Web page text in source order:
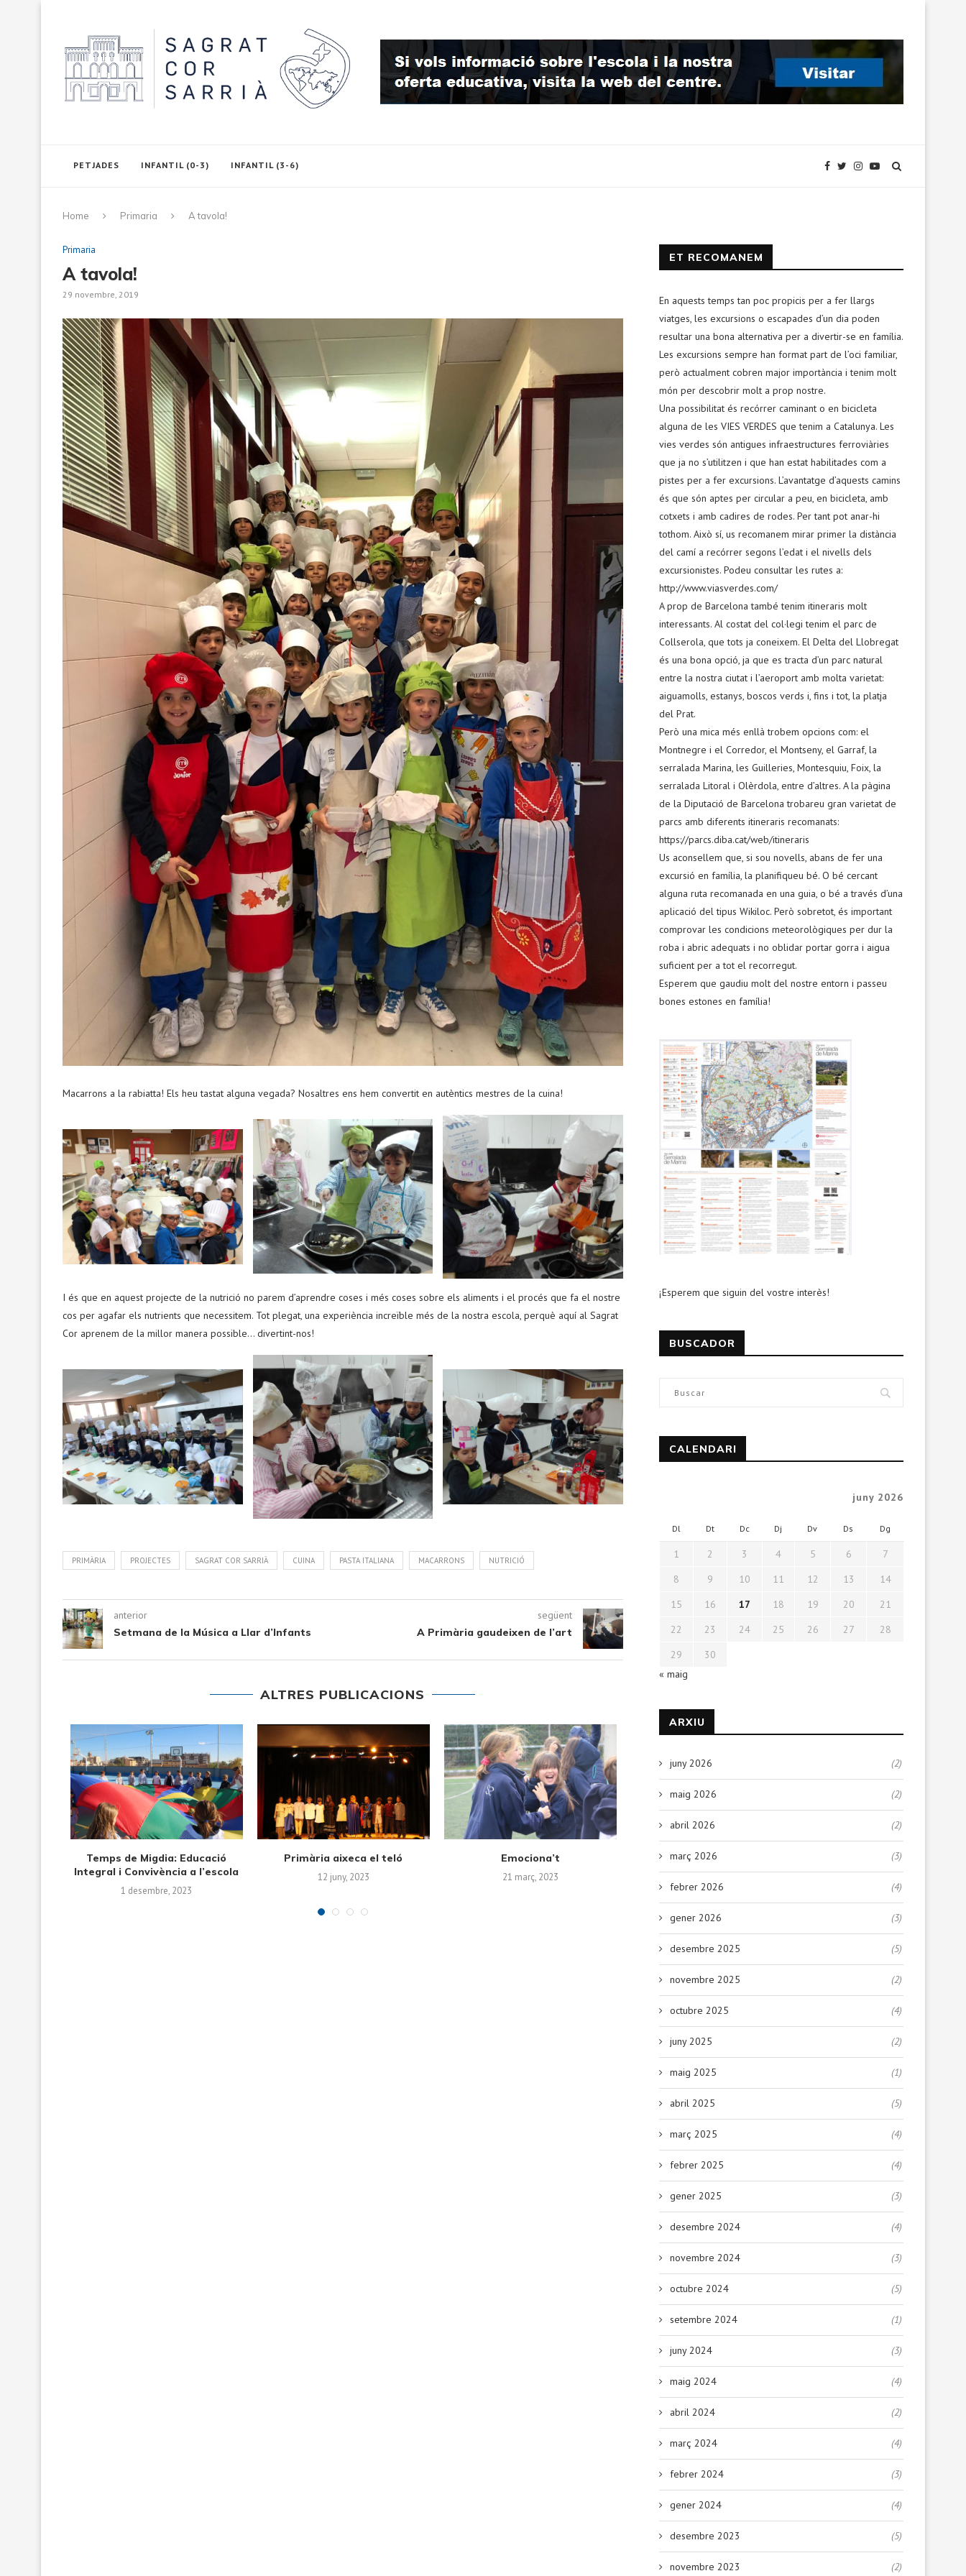
PETJADES INFANTIL (0-3) INFANTIL (3-6)
Home Primaria A tavola!
Primaria
A tavola!
29 novembre, 2019
Macarrons a la rabiatta! Els heu tastat alguna vegada? Nosaltres ens hem convertit en autèntics mestres de la cuina!
I és que en aquest projecte de la nutrició no parem d’aprendre coses i més coses sobre els aliments i el procés que fa el nostre
cos per agafar els nutrients que necessitem. Tot plegat, una experiència increïble més de la nostra escola, perquè aquí al Sagrat
Cor aprenem de la millor manera possible… divertint-nos!
PRIMÀRIA PROJECTES SAGRAT COR SARRIÀ CUINA PASTA ITALIANA MACARRONS NUTRICIÓ
anterior
Setmana de la Música a Llar d’Infants
següent
A Primària gaudeixen de l’art
ALTRES PUBLICACIONS
Els alumnes de Cicle Inicial
treballen la tardor...
12 desembre, 2022
Visita a la Biblioteca Mercè
Llimona
Halloween is here
3 novembre, 2022
Festa de Mater Admirabilis 2022 Primeres colònies del
ET RECOMANEM
En aquests temps tan poc propicis per a fer llargs
viatges, les excursions o escapades d’un dia poden
resultar una bona alternativa per a divertir-se en família.
Les excursions sempre han format part de l’oci familiar,
però actualment cobren major importància i tenim molt
món per descobrir molt a prop nostre.
Una possibilitat és recórrer caminant o en bicicleta
alguna de les VIES VERDES que tenim a Catalunya. Les
vies verdes són antigues infraestructures ferroviàries
que ja no s’utilitzen i que han estat habilitades com a
pistes per a fer excursions. L’avantatge d’aquests camins
és que són aptes per circular a peu, en bicicleta, amb
cotxets i amb cadires de rodes. Per tant pot anar-hi
tothom. Això sí, us recomanem mirar primer la distància
del camí a recórrer segons l’edat i el nivells dels
excursionistes. Podeu consultar les rutes a:
http://www.viasverdes.com/
A prop de Barcelona també tenim itineraris molt
interessants. Al costat del col·legi tenim el parc de
Collserola, que tots ja coneixem. El Delta del Llobregat
és una bona opció, ja que es tracta d’un parc natural
entre la nostra ciutat i l’aeroport amb molta varietat:
aiguamolls, estanys, boscos verds i, fins i tot, la platja
del Prat.
Però una mica més enllà trobem opcions com: el
Montnegre i el Corredor, el Montseny, el Garraf, la
serralada Marina, les Guilleries, Montesquiu, Foix, la
serralada Litoral i Olèrdola, entre d’altres. A la pàgina
de la Diputació de Barcelona trobareu gran varietat de
parcs amb diferents itineraris recomanats:
https://parcs.diba.cat/web/itineraris
Us aconsellem que, si sou novells, abans de fer una
excursió en família, la planifiqueu bé. O bé cercant
alguna ruta recomanada en una guia, o bé a través d’una
aplicació del tipus Wikiloc. Però sobretot, és important
comprovar les condicions meteorològiques per dur la
roba i abric adequats i no oblidar portar gorra i aigua
suficient per a tot el recorregut.
Esperem que gaudiu molt del nostre entorn i passeu
bones estones en família!
¡Esperem que siguin del vostre interès!
BUSCADOR
CALENDARI
juny 2026
Dl Dt Dc Dj Dv Ds Dg
1 2 3 4 5 6
7
8
9 10 11 12 13
14
15
16 17 18 19 20
21
22
23 24 25 26 27
28
29
30
« maig
ARXIU
juny 2026 (2)
maig 2026 (2)
abril 2026 (2)
març 2026 (3)
febrer 2026 (4)
gener 2026 (3)
desembre 2025 (5)
novembre 2025 (2)
octubre 2025 (4)
juny 2025 (2)
maig 2025 (1)
abril 2025 (5)
març 2025 (4)
febrer 2025 (4)
gener 2025 (3)
desembre 2024 (4)
novembre 2024 (3)
octubre 2024 (5)
setembre 2024 (1)
juny 2024 (3)
maig 2024 (4)
abril 2024 (2)
març 2024 (4)
febrer 2024 (3)
gener 2024 (4)
desembre 2023 (5)
novembre 2023 (2)